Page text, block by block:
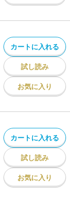
カートに入れる
試し読み
お気に入り
カートに入れる
試し読み
お気に入り